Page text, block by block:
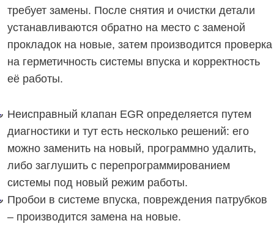
требует замены. После снятия и очистки детали
устанавливаются обратно на место с заменой
прокладок на новые, затем производится проверка
на герметичность системы впуска и корректность
её работы.
Неисправный клапан EGR определяется путем
диагностики и тут есть несколько решений: его
можно заменить на новый, программно удалить,
либо заглушить с перепрограммированием
системы под новый режим работы.
Пробои в системе впуска, повреждения патрубков
– производится замена на новые.